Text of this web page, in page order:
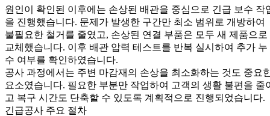
원인이 확인된 이후에는 손상된 배관을 중심으로 긴급 보수 작
을 진행했습니다. 문제가 발생한 구간만 최소 범위로 개방하여
불필요한 철거를 줄였고, 손상된 연결 부품은 모두 새 제품으로
교체했습니다. 이후 배관 압력 테스트를 반복 실시하여 추가 누
수 여부를 확인하였습니다.
공사 과정에서는 주변 마감재의 손상을 최소화하는 것도 중요
요소였습니다. 필요한 부분만 작업하여 고객의 생활 불편을 줄
고 복구 시간도 단축할 수 있도록 계획적으로 진행되었습니다.
긴급공사 주요 절차